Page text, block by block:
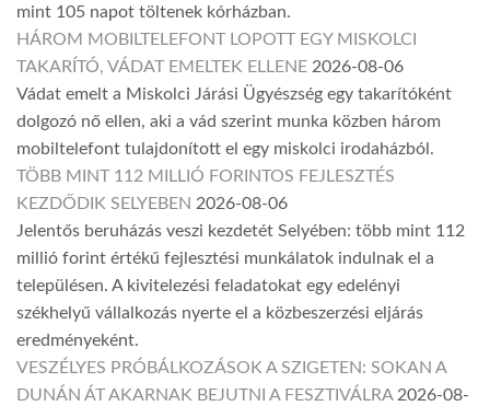
mint 105 napot töltenek kórházban.
HÁROM MOBILTELEFONT LOPOTT EGY MISKOLCI
TAKARÍTÓ, VÁDAT EMELTEK ELLENE 2026-08-06
Vádat emelt a Miskolci Járási Ügyészség egy takarítóként
dolgozó nő ellen, aki a vád szerint munka közben három
mobiltelefont tulajdonított el egy miskolci irodaházból.
TÖBB MINT 112 MILLIÓ FORINTOS FEJLESZTÉS
KEZDŐDIK SELYEBEN 2026-08-06
Jelentős beruházás veszi kezdetét Selyében: több mint 112
millió forint értékű fejlesztési munkálatok indulnak el a
településen. A kivitelezési feladatokat egy edelényi
székhelyű vállalkozás nyerte el a közbeszerzési eljárás
eredményeként.
VESZÉLYES PRÓBÁLKOZÁSOK A SZIGETEN: SOKAN A
DUNÁN ÁT AKARNAK BEJUTNI A FESZTIVÁLRA 2026-08-